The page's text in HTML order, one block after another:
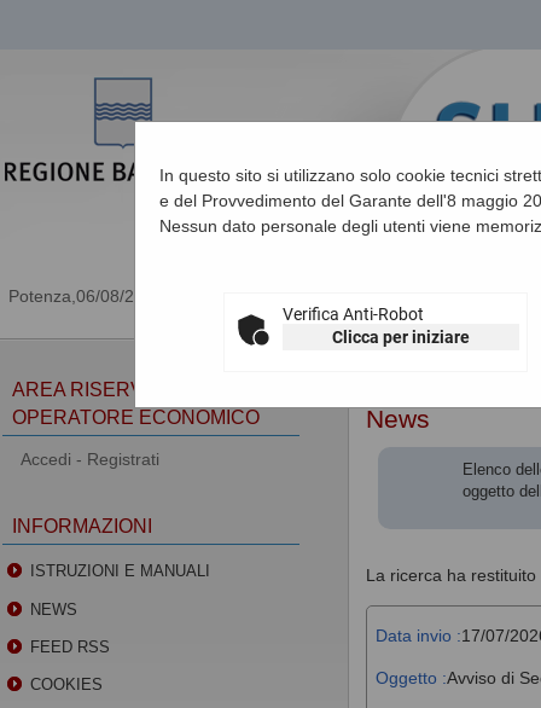
06/08/2026 15:00
Sei qui: Home
In questo sito si utilizzano solo cookie tecnici
e del Provvedimento del Garante dell'8 maggio
Nessun dato personale degli utenti viene
Verifica Anti-Robot
Clicca per iniziare
News
Elenco
oggetto
La ricerca ha
Data invio :17/07/
Oggetto :Avviso di
AREA RISERVATA
OPERATORE ECONOMICO
Accedi - Registrati
INFORMAZIONI
ISTRUZIONI E MANUALI
NEWS
FEED RSS
COOKIES